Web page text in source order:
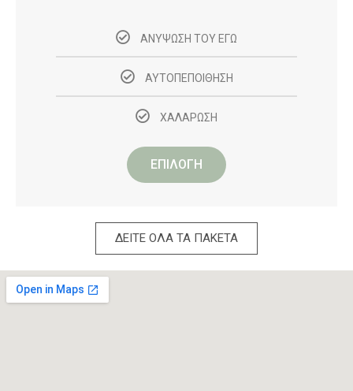
ΑΝΥΨΩΣΗ ΤΟΥ ΕΓΩ
ΑΥΤΟΠΕΠΟΙΘΗΣΗ
ΧΑΛΑΡΩΣΗ
ΕΠΙΛΟΓΗ
ΔΕΙΤΕ ΟΛΑ ΤΑ ΠΑΚΕΤΑ